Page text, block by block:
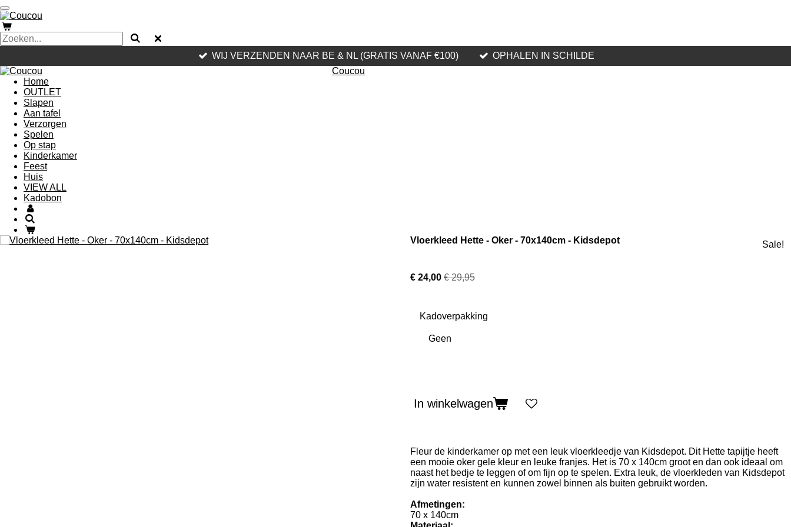
Ga
direct
naar
de
WIJ VERZENDEN NAAR BE & NL (GRATIS VANAF €100)
OPHALEN IN SCHILDE
Coucou
Home
OUTLET
Slapen
Aan tafel
Verzorgen
Spelen
Op stap
Kinderkamer
Feest
Huis
VIEW ALL
Kadobon
Vloerkleed Hette - Oker - 70x140cm - Kidsdepot Sale!
€ 24,00 € 29,95
Kadoverpakking
In winkelwagen
Fleur de kinderkamer op met een leuk vloerkleedje van Kidsdepot. Dit Hette tapijtje heeft
een mooie oker gele kleur en leuke franjes. Het is 70 x 140cm groot en dan ook ideaal om
naast het bedje te leggen of om fijn op te spelen. Extra leuk, de vloerkleden van Kidsdepot
zijn water resistent en kunnen zowel binnen als buiten gebruikt worden.
Afmetingen:
70 x 140cm